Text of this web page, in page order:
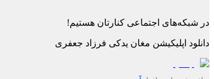
در شبکه‌های اجتماعی کنارتان هستیم!
دانلود اپلیکیشن مغان یدکی فرزاد جعفری